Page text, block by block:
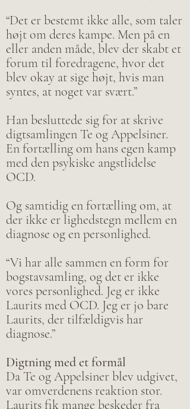
“Det er bestemt ikke alle, som taler
højt om deres kampe. Men på en
eller anden måde, blev der skabt et
forum til foredragene, hvor det
blev okay at sige højt, hvis man
syntes, at noget var svært.”
Han besluttede sig for at skrive
digtsamlingen Te og Appelsiner.
En fortælling om hans egen kamp
med den psykiske angstlidelse
OCD.
Og samtidig en fortælling om, at
der ikke er lighedstegn mellem en
diagnose og en personlighed.
“Vi har alle sammen en form for
bogstavsamling, og det er ikke
vores personlighed. Jeg er ikke
Laurits med OCD. Jeg er jo bare
Laurits, der tilfældigvis har
diagnose.”
Digtning med et formål
Da Te og Appelsiner blev udgivet,
var omverdenens reaktion stor.
Laurits fik mange beskeder fra